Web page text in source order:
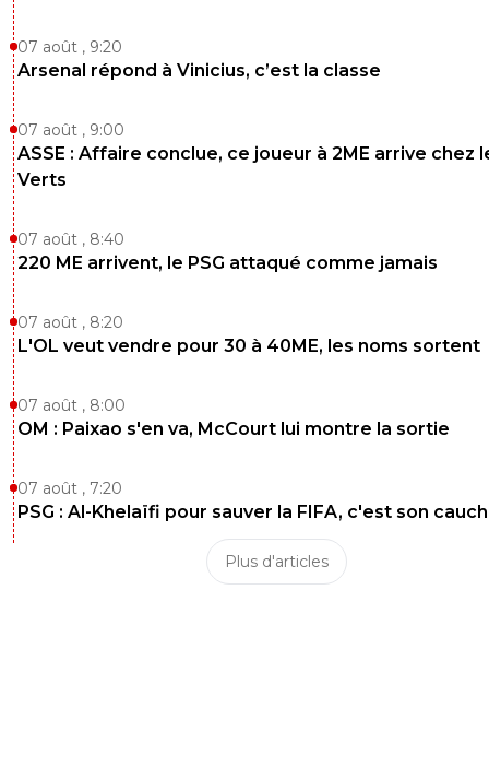
07 août , 9:20
Arsenal répond à Vinicius, c’est la classe
07 août , 9:00
ASSE : Affaire conclue, ce joueur à 2ME arrive chez
Verts
07 août , 8:40
220 ME arrivent, le PSG attaqué comme jamais
07 août , 8:20
L'OL veut vendre pour 30 à 40ME, les noms sortent
07 août , 8:00
OM : Paixao s'en va, McCourt lui montre la sortie
07 août , 7:20
PSG : Al-Khelaïfi pour sauver la FIFA, c'est son
Plus d'articles